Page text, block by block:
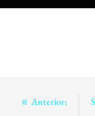
Anterior: